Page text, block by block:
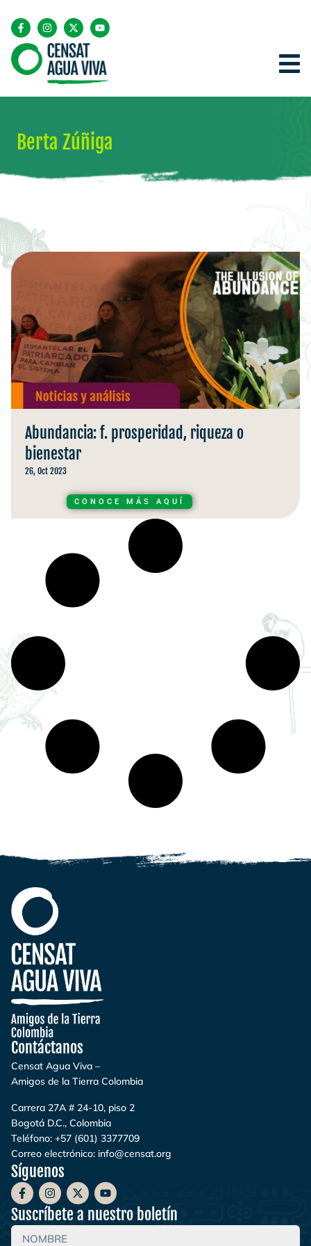
Berta Zúñiga
Abundancia: f. prosperidad, riqueza o
bienestar
26, Oct 2023
CONOCE MÁS AQUÍ
Contáctanos
Censat Agua Viva –
Amigos de la Tierra Colombia
Carrera 27A # 24-10, piso 2
Bogotá D.C., Colombia
Teléfono: +57 (601) 3377709
Correo electrónico: info@censat.org
Síguenos
Suscríbete a nuestro boletín